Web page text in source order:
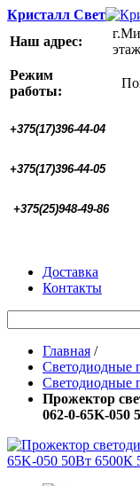
Кристалл Свет
Наш адрес:
этаж
Режим
работы:
+375(17)396-44-04
+375(17)396-44-05
+375(25)948-49-86
Доставка
Контакты
Главная /
Светодиодные
Светодиодные
Прожектор
062-0-65K-050